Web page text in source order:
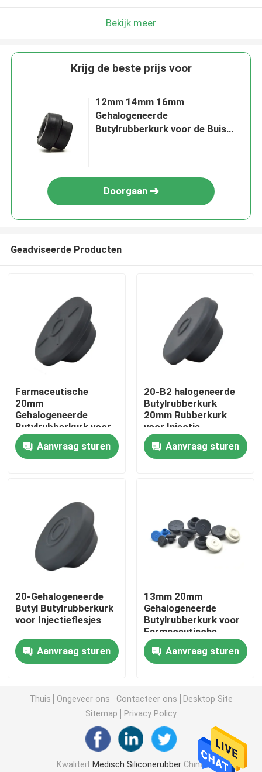
Thuis
Fabrieksreis
Contacteer ons
Vraag een offerte aan
Medisch Siliconerubber
Medische Rubberkurk
Rubberspuitduiker
Bekijk meer
Krijg de beste prijs voor
12mm 14mm 16mm
Gehalogeneerde
Butylrubberkurk voor de Buis
Doorgaan
Geadviseerde Producten
Farmaceutische
20mm
Gehalogeneerde
Butylrubberkurk voor
Injectiepoeder
Aanvraag sturen
20-B2 halogeneerde
Butylrubberkurk
20mm Rubberkurk
voor Injectie
Aanvraag sturen
20-Gehalogeneerde
Butyl Butylrubberkurk
voor Injectieflesjes
Aanvraag sturen
13mm 20mm
Gehalogeneerde
Butylrubberkurk voor
Farmaceutische
Verpakking
Aanvraag sturen
Thuis Ongeveer ons Contacteer ons
Desktop Site
Sitemap
Privacy Policy
KwaliteitMedisch Siliconerubber China